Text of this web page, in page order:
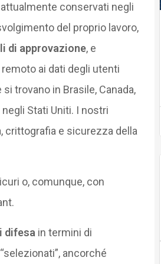
conservati negli
del proprio lavoro,
di approvazione, e
ai dati degli utenti
trovano in Brasile, Canada,
negli Stati Uniti. I nostri
e sicurezza della
o, comunque, con
difesain termini di
ancorché